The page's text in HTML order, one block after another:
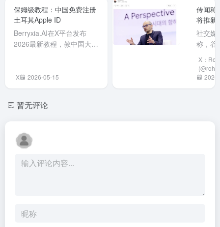
废。目
尚不确
这是偶
Bug还
官方风
升级，
议接码
册用户
description必须
格式写明目标、
这种渐进式设计
过自然
言指令
动化安
开发环
境，如
npm和
GitHub
CLI。
工检查
保姆级教程：中国免费注册
土耳其Apple ID
Berryxia.AI在X平台发布
2026最新教程，教中国大陆
100%。教程包括注册国区
ID、网页转区、手机切换等
址生成工具。适合想访问土
X 2026-05-15
传闻称
将推新
模型，
标
社交媒
称，谷
I/O大
新的
型，其
X：
暂无评论